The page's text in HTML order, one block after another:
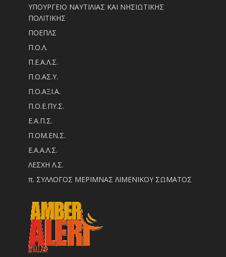
ΥΠΟΥΡΓΕΙΟ ΝΑΥΤΙΛΙΑΣ ΚΑΙ ΝΗΣΙΩΤΙΚΗΣ
ΠΟΛΙΤΙΚΗΣ
ΠΟΕΠΛΣ
Π.Ο.Λ.
Π.Ε.Α.Λ.Σ.
Π.Ο.ΑΣ.Υ.
Π.Ο.ΑΞΙ.Α.
Π.Ο.Ε.ΠΥ.Σ.
Ε.Α.Π.Σ.
Π.ΟM.EN.Σ.
Ε.Α.Α.Λ.Σ.
ΛΕΣΧΗ Λ.Σ.
π. ΣΥΛΛΟΓΟΣ ΜΕΡΙΜΝΑΣ ΛΙΜΕΝΙΚΟΥ ΣΩΜΑΤΟΣ